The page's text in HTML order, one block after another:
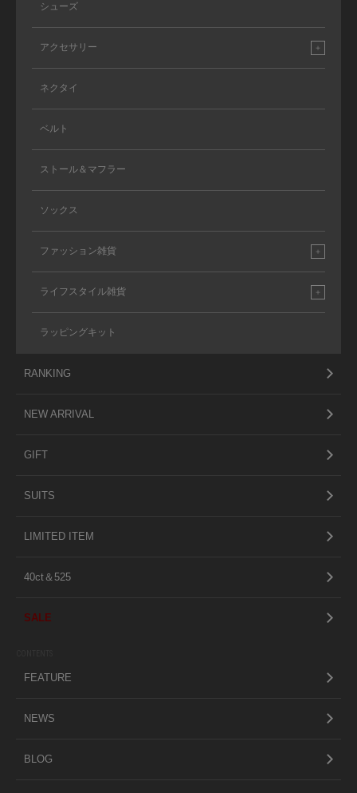
シューズ
アクセサリー
ネクタイ
ベルト
ストール＆マフラー
ソックス
ファッション雑貨
ライフスタイル雑貨
ラッピングキット
RANKING
NEW ARRIVAL
GIFT
SUITS
LIMITED ITEM
40ct＆525
SALE
FEATURE
NEWS
BLOG